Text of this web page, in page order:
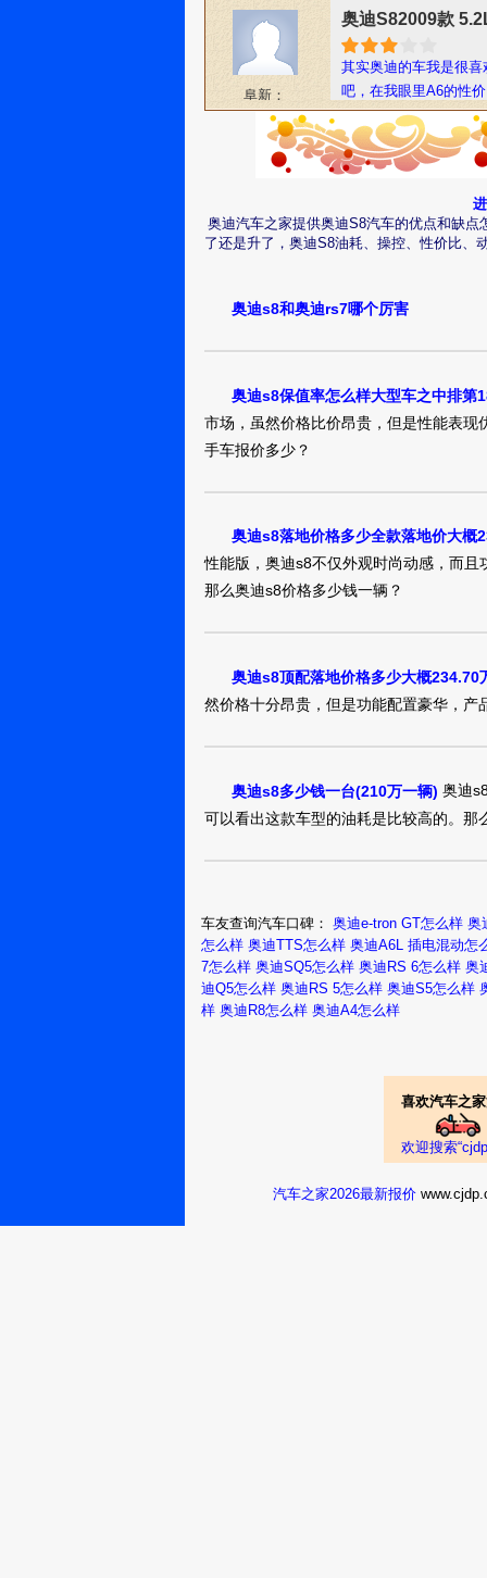
阜新：
douhuadeai
奥迪S82009款
其实奥迪的车我是很
吧，在我眼里A6的性
奥迪汽车之家提供奥迪S8汽车的优点和缺
了还是升了，奥迪S8油耗、操控、性价比、
奥迪s8和奥迪rs7哪个厉害
奥迪s8保值率怎么样大型车之中排第
市场，虽然价格比价昂贵，但是性能表
手车报价多少？
奥迪s8落地价格多少全款落地价大概
性能版，奥迪s8不仅外观时尚动感，而
那么奥迪s8价格多少钱一辆？
奥迪s8顶配落地价格多少大概234.70
然价格十分昂贵，但是功能配置豪华，
奥迪s8多少钱一台(210万一辆) 奥迪
可以看出这款车型的油耗是比较高的。
车友查询汽车口碑： 奥迪e-tron GT怎么样 奥
怎么样 奥迪TTS怎么样 奥迪A6L 插电混动怎
7怎么样 奥迪SQ5怎么样 奥迪RS 6怎么样 奥
迪Q5怎么样 奥迪RS 5怎么样 奥迪S5怎么样
样 奥迪R8怎么样 奥迪A4怎么样
喜欢汽车之
欢迎搜索
汽车之家2026最新报价